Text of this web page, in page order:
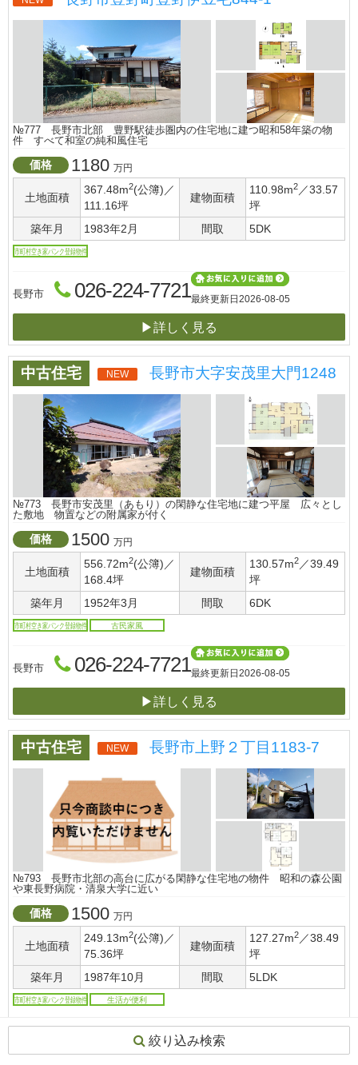
№777 長野市北部 豊野駅徒歩圏内の住宅地に建つ昭和58年築の物
件 すべて和室の純和風住宅
価格 1180 万円
土地面積
367.48m2(公簿)／
111.16坪
建物面積
110.98m2 ／33.57
坪
築年月
1983年2月 間取 5DK
市町村空き家バンク登録物件
長野市 026-224-7721最終更新日 2026-08-05
▶詳しく見る
中古住宅 NEW 長野市大字安茂里大門1248
№773 長野市安茂里（あもり）の閑静な住宅地に建つ平屋 広々とし
た敷地 物置などの附属家が付く
価格 1500 万円
土地面積
556.72m2(公簿)／
168.4坪
建物面積
130.57m2 ／39.49
坪
築年月
1952年3月 間取 6DK
市町村空き家バンク登録物件 古民家風
長野市 026-224-7721最終更新日 2026-08-05
▶詳しく見る
中古住宅 NEW 長野市上野２丁目1183-7
№793 長野市北部の高台に広がる閑静な住宅地の物件 昭和の森公園
や東長野病院・清泉大学に近い
価格 1500 万円
土地面積
249.13m2(公簿)／
75.36坪
建物面積
127.27m2 ／38.49
坪
築年月
1987年10月 間取 5LDK
市町村空き家バンク登録物件 生活が便利
026-224-7721最終更新日
絞り込み検索